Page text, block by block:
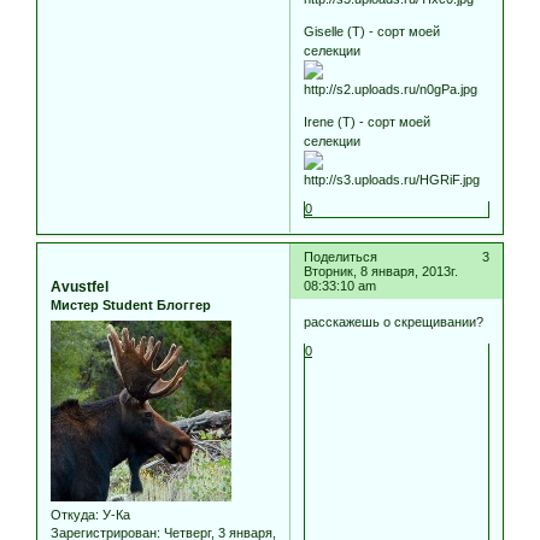
Giselle (T) - сорт моей
селекции
Irene (T) - сорт моей
селекции
0
Поделиться
3
Вторник, 8 января, 2013г.
08:33:10 am
Avustfel
Мистер Student Блоггер
Откуда: У-Ка
Зарегистрирован: Четверг, 3 января,
расскажешь о скрещивании?
0